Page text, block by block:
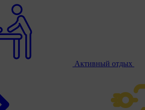
Активный отдых